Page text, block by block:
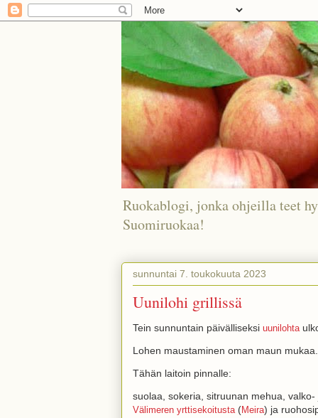
Ruokablogi, jonka ohjeilla teet
Suomiruokaa!
sunnuntai 7. toukokuuta 2023
Uunilohi grillissä
Tein sunnuntain päivälliseksi uunilohta
Lohen maustaminen oman maun mukaa.
Tähän laitoin pinnalle:
suolaa, sokeria, sitruunan mehua,
Välimeren yrttisekoitusta (Meira) ja